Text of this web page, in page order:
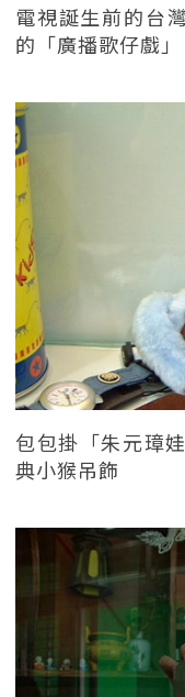
電視誕生前的台
的「廣播歌仔戲」
包包掛「朱元璋
典小猴吊飾